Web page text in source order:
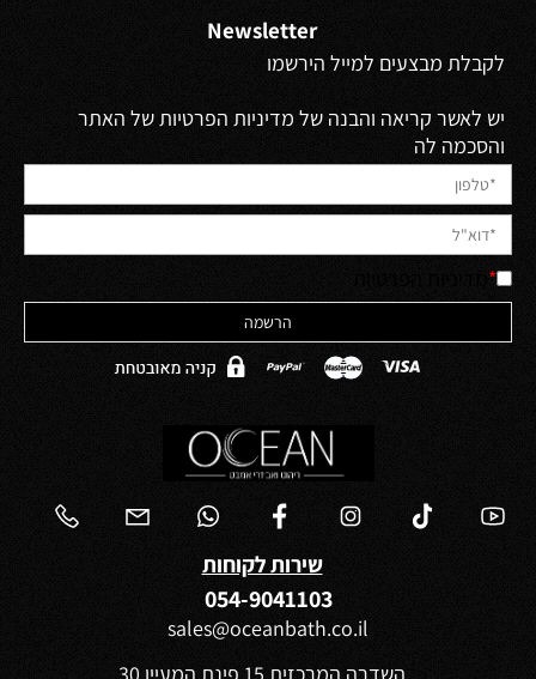
Newsletter
לקבלת מבצעים למייל הירשמו
יש לאשר קריאה והבנה של מדיניות הפרטיות של האתר
והסכמה לה
*
שירות לקוחות
054-9041103
sales@oceanbath.co.il